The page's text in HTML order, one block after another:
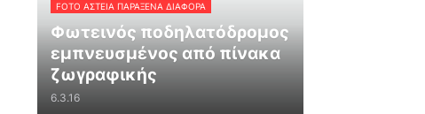
FOTO ΑΣΤΕΙΑ ΠΑΡΑΞΕΝΑ ΔΙΑΦΟΡΑ
Φωτεινός ποδηλατόδρομος
εμπνευσμένος από πίνακα
ζωγραφικής
6.3.16